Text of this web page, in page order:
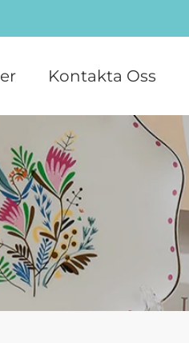
Kontakta Oss